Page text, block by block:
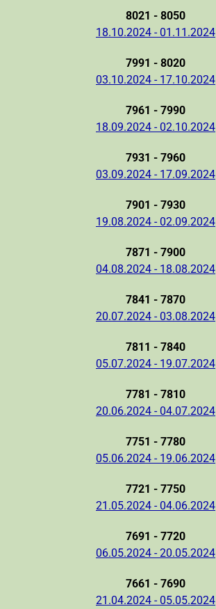
8021 - 8050
18.10.2024 - 01.11.2024
7991 - 8020
03.10.2024 - 17.10.2024
7961 - 7990
18.09.2024 - 02.10.2024
7931 - 7960
03.09.2024 - 17.09.2024
7901 - 7930
19.08.2024 - 02.09.2024
7871 - 7900
04.08.2024 - 18.08.2024
7841 - 7870
20.07.2024 - 03.08.2024
7811 - 7840
05.07.2024 - 19.07.2024
7781 - 7810
20.06.2024 - 04.07.2024
7751 - 7780
05.06.2024 - 19.06.2024
7721 - 7750
21.05.2024 - 04.06.2024
7691 - 7720
06.05.2024 - 20.05.2024
7661 - 7690
21.04.2024 - 05.05.2024